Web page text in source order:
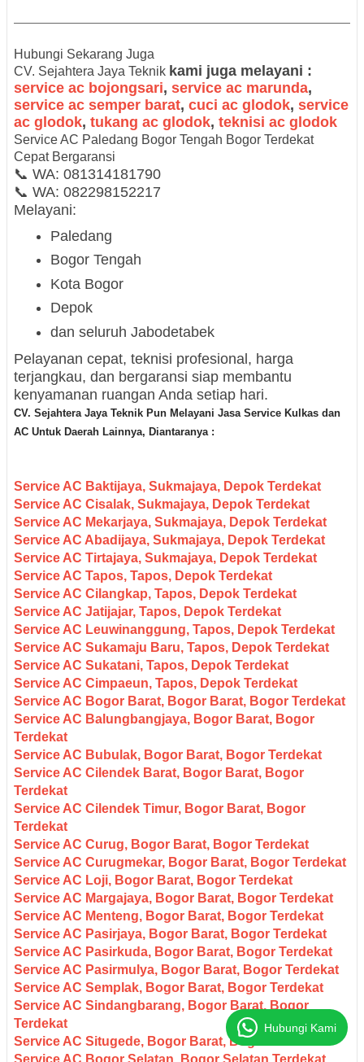
Hubungi Sekarang Juga
CV. Sejahtera Jaya Teknik kami juga melayani :
service ac bojongsari, service ac marunda,
service ac semper barat, cuci ac glodok, service
ac glodok, tukang ac glodok, teknisi ac glodok
Service AC Paledang Bogor Tengah Bogor Terdekat
Cepat Bergaransi
📞 WA: 081314181790
📞 WA: 082298152217
Melayani:
Paledang
Bogor Tengah
Kota Bogor
Depok
dan seluruh Jabodetabek
Pelayanan cepat, teknisi profesional, harga
terjangkau, dan bergaransi siap membantu
kenyamanan ruangan Anda setiap hari.
CV. Sejahtera Jaya Teknik Pun Melayani Jasa Service Kulkas dan
AC Untuk Daerah Lainnya, Diantaranya :
Service AC Baktijaya, Sukmajaya, Depok Terdekat
Service AC Cisalak, Sukmajaya, Depok Terdekat
Service AC Mekarjaya, Sukmajaya, Depok Terdekat
Service AC Abadijaya, Sukmajaya, Depok Terdekat
Service AC Tirtajaya, Sukmajaya, Depok Terdekat
Service AC Tapos, Tapos, Depok Terdekat
Service AC Cilangkap, Tapos, Depok Terdekat
Service AC Jatijajar, Tapos, Depok Terdekat
Service AC Leuwinanggung, Tapos, Depok Terdekat
Service AC Sukamaju Baru, Tapos, Depok Terdekat
Service AC Sukatani, Tapos, Depok Terdekat
Service AC Cimpaeun, Tapos, Depok Terdekat
Service AC Bogor Barat, Bogor Barat, Bogor Terdekat
Service AC Balungbangjaya, Bogor Barat, Bogor
Terdekat
Service AC Bubulak, Bogor Barat, Bogor Terdekat
Service AC Cilendek Barat, Bogor Barat, Bogor
Terdekat
Service AC Cilendek Timur, Bogor Barat, Bogor
Terdekat
Service AC Curug, Bogor Barat, Bogor Terdekat
Service AC Curugmekar, Bogor Barat, Bogor Terdekat
Service AC Loji, Bogor Barat, Bogor Terdekat
Service AC Margajaya, Bogor Barat, Bogor Terdekat
Service AC Menteng, Bogor Barat, Bogor Terdekat
Service AC Pasirjaya, Bogor Barat, Bogor Terdekat
Service AC Pasirkuda, Bogor Barat, Bogor Terdekat
Service AC Pasirmulya, Bogor Barat, Bogor Terdekat
Service AC Semplak, Bogor Barat, Bogor Terdekat
Service AC Sindangbarang, Bogor Barat, Bogor
Terdekat
Service AC Situgede, Bogor Barat, Bogor Terdekat
Service AC Bogor Selatan, Bogor Selatan Terdekat
Hubungi Kami